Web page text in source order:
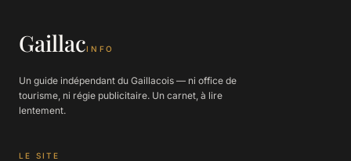
GaillacINFO
Un guide indépendant du Gaillacois — ni office de
tourisme, ni régie publicitaire. Un carnet, à lire
lentement.
LE SITE